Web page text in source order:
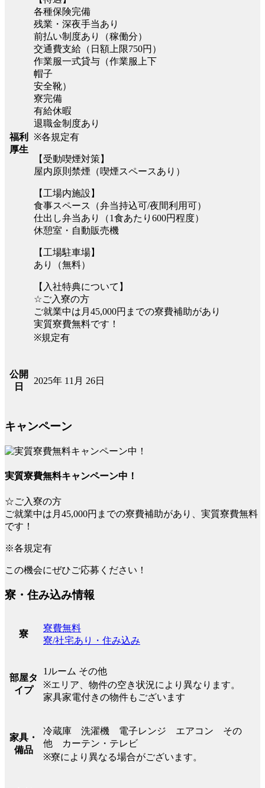
福利
厚生
各種保険完備
残業・深夜手当あり
前払い制度あり（稼働分）
交通費支給（日額上限750円）
作業服一式貸与（作業服上下
帽子
安全靴）
寮完備
有給休暇
退職金制度あり
※各規定有
【受動喫煙対策】
屋内原則禁煙（喫煙スペースあり）
【工場内施設】
食事スペース（弁当持込可/夜間利用可）
仕出し弁当あり（1食あたり600円程度）
休憩室・自動販売機
【工場駐車場】
あり（無料）
【入社特典について】
☆ご入寮の方
ご就業中は月45,000円までの寮費補助があり
実質寮費無料です！
※規定有
公開
日
2025年 11月 26日
キャンペーン
実質寮費無料キャンペーン中！
☆ご入寮の方
ご就業中は月45,000円までの寮費補助があり、実質寮費無料
です！
※各規定有
この機会にぜひご応募ください！
寮・住み込み情報
寮
寮費無料
寮/社宅あり・住み込み
部屋タ
イプ
1ルーム その他
※エリア、物件の空き状況により異なります。
家具家電付きの物件もございます
家具・
備品
冷蔵庫 洗濯機 電子レンジ エアコン その
他 カーテン・テレビ
※寮により異なる場合がございます。